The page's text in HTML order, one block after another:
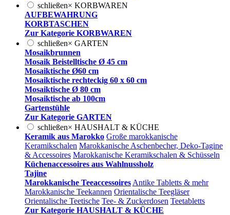
schließen× KORBWAREN
AUFBEWAHRUNG
KORBTASCHEN
Zur Kategorie KORBWAREN
schließen× GARTEN
Mosaikbrunnen
Mosaik Beistelltische Ø 45 cm
Mosaiktische Ø60 cm
Mosaiktische rechteckig 60 x 60 cm
Mosaiktische Ø 80 cm
Mosaiktische ab 100cm
Gartenstühle
Zur Kategorie GARTEN
schließen× HAUSHALT & KÜCHE
Keramik aus Marokko Große marokkanische
Keramikschalen Marokkanische Aschenbecher, Deko-Tagine
& Accessoires Marokkanische Keramikschalen & Schüsseln
Küchenaccessoires aus Wahlnussholz
Tajine
Marokkanische Teeaccessoires Antike Tabletts & mehr
Marokkanische Teekannen Orientalische Teegläser
Orientalische Teetische Tee- & Zuckerdosen Teetabletts
Zur Kategorie HAUSHALT & KÜCHE